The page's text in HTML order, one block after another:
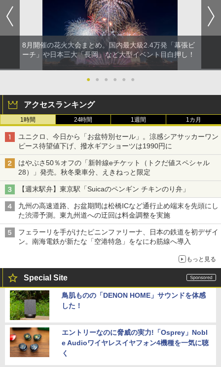
8月開催の花火大会まとめ。国内最大級2.4万発「幕張ビ
ーチ」や日本三大「長岡」など大型イベント目白押し！
● ● ● ● ● ●
アクセスランキング
1時間 24時間 1週間 1カ月
ユニクロ、今日から「お盆特別セール」。涼感シアサッカーワン
ピース待望値下げ、撥水ギアショーツは1990円に
はやぶさ50％オフの「新幹線eチケット（トクだ値スペシャル
28）」発売。秋冬乗車分、えきねっと限定
【週末駅弁】東京駅「Suicaのペンギン チキンのり弁」
九州の高速道路、お盆期間は松橋ICなど通行止め端末を先頭にし
た渋滞予測。東九州道への迂回は料金調整を実施
フェラーリを手がけたピニンファリーナ、日本の鉄道を初デザイ
ン。南海電鉄が新たな「空港特急」をなにわ筋線へ導入
もっと見る
Special Site
鳥肌ものの「DENON HOME」サウンドを体感
した！
エントリーなのに脅威の実力!「Osprey」Nobl
e Audioワイヤレスイヤフォン4機種を一気に聴
く